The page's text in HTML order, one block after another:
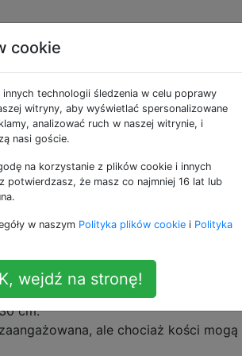
rower
uszkadzając
po około 15 schodach. (edytuj: zjedź
jednak wiedzieć, czy istnieje
cm.
ale chociaż kości mogą
cookie
technologii śledzenia w celu poprawy
witryny, aby wyświetlać spersonalizowane
analizować ruch w naszej witrynie, i
nasi goście.
na korzystanie z plików cookie i innych
potwierdzasz, że masz co najmniej 16 lat lub
w naszym Polityka plików cookie i Polityka
wejdź na stronę!